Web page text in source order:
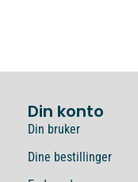
Din konto
Din bruker
Dine bestillinger